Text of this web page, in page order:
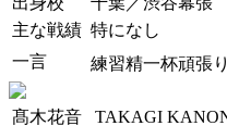
主な戦績 特になし
一言
練習精一杯頑張
髙木花音
TAKAGI